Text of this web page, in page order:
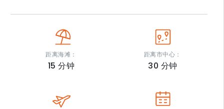
距离海滩：
15分钟
距离市中心：
30 分钟